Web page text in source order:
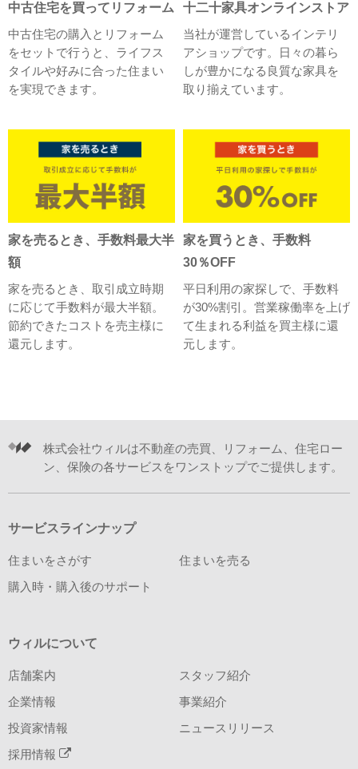
中古住宅を買ってリフォーム
中古住宅の購入とリフォーム
をセットで行うと、ライフス
タイルや好みに合った住まい
を実現できます。
十二十家具オンラインストア
当社が運営しているインテリ
アショップです。日々の暮ら
しが豊かになる良質な家具を
取り揃えています。
家を売るとき、手数料最大半
額
家を売るとき、取引成立時期
に応じて手数料が最大半額。
節約できたコストを売主様に
還元します。
家を買うとき、手数料
30％OFF
平日利用の家探しで、手数料
が30%割引。営業稼働率を上げ
て生まれる利益を買主様に還
元します。
株式会社ウィルは不動産の売買、リフォーム、住宅ロー
ン、保険の各サービスをワンストップでご提供します。
サービスラインナップ
住まいをさがす 住まいを売る
購入時・購入後のサポート
ウィルについて
店舗案内 スタッフ紹介
企業情報 事業紹介
投資家情報 ニュースリリース
採用情報